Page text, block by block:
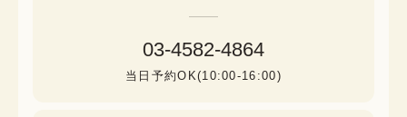
03-4582-4864
当日予約OK(10:00-16:00)